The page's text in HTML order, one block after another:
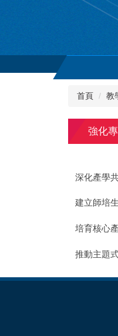
內
首頁 教
強化
深化產學
建立師培
培育核心
推動主題